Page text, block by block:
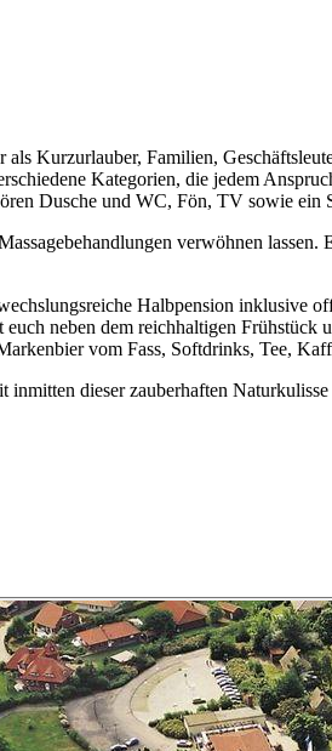
Kurzurlauber, Familien,
Kategorien, die jedem
Dusche und WC, Fön, TV sowie ein
verwöhnen lassen.
Halbpension inklusive
neben dem reichhaltigen Frühstück
vom Fass, Softdrinks, Tee,
dieser zauberhaften